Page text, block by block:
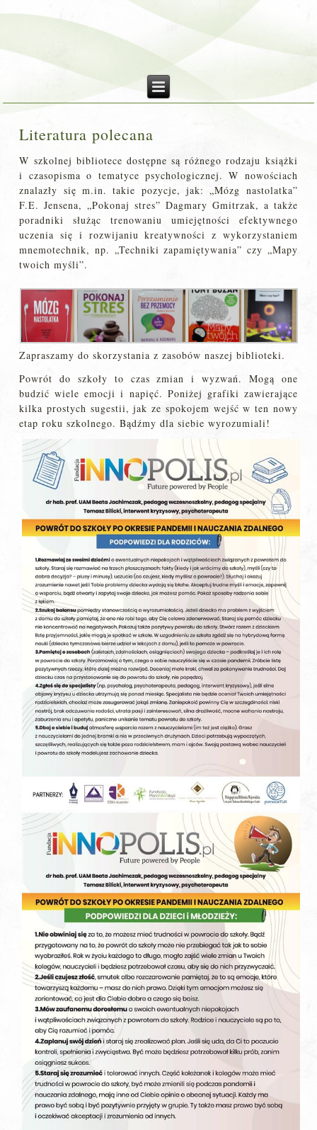
Literatura polecana
W szkolnej bibliotece dostępne są różnego rodzaju książki
i czasopisma o tematyce psychologicznej. W nowościach
znalazły się m.in. takie pozycje, jak: „Mózg nastolatka”
F.E. Jensena, „Pokonaj stres” Dagmary Gmitrzak, a także
poradniki służąc trenowaniu umiejętności efektywnego
uczenia się i rozwijaniu kreatywności z wykorzystaniem
mnemotechnik, np. „Techniki zapamiętywania” czy „Mapy
twoich myśli”.
Zapraszamy do skorzystania z zasobów naszej biblioteki.
Powrót do szkoły to czas zmian i wyzwań. Mogą one
budzić wiele emocji i napięć. Poniżej grafiki zawierające
kilka prostych sugestii, jak ze spokojem wejść w ten nowy
etap roku szkolnego. Bądźmy dla siebie wyrozumiali!